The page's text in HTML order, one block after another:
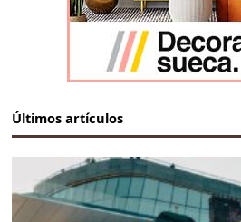
Últimos artículos